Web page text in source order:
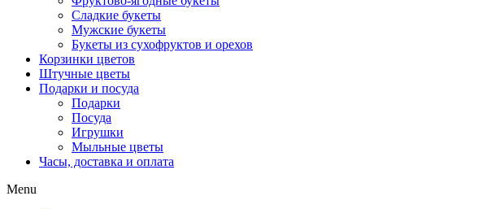
Сладкие букеты
Мужские букеты
Букеты из сухофруктов и орехов
Корзинки цветов
Штучные цветы
Подарки и посуда
Подарки
Посуда
Игрушки
Мыльные цветы
Часы, доставка и оплата
Menu